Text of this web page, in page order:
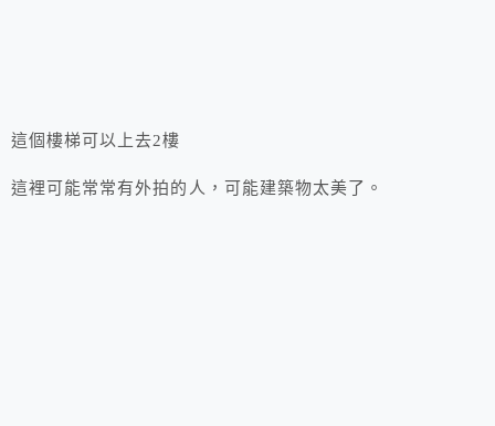
這個樓梯可以上去2樓
這裡可能常常有外拍的人，可能建築物太美了。